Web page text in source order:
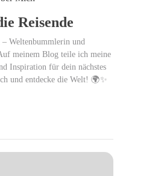
Reisende
Weltenbummlerin und
meinem Blog teile ich meine
Inspiration für dein nächstes
und entdecke die Welt! 🌍✨